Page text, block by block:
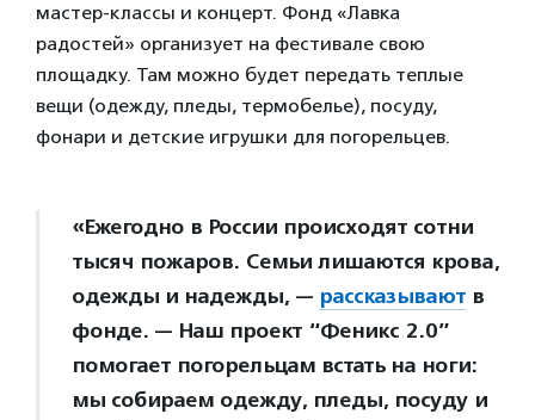
мастер-классы и концерт. Фонд «Лавка
радостей» организует на фестивале свою
площадку. Там можно будет передать теплые
вещи (одежду, пледы, термобелье), посуду,
фонари и детские игрушки для погорельцев.
«Ежегодно в России происходят сотни
тысяч пожаров. Семьи лишаются крова,
одежды и надежды, — рассказывают в
фонде. — Наш проект “Феникс 2.0”
помогает погорельцам встать на ноги:
мы собираем одежду, пледы, посуду и